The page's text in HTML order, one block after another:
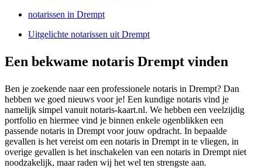
notarissen in Drempt
Uitgelichte notarissen uit Drempt
Een bekwame notaris Drempt vinden
Ben je zoekende naar een professionele notaris in Drempt? Dan
hebben we goed nieuws voor je! Een kundige notaris vind je
namelijk simpel vanuit notaris-kaart.nl. We hebben een veelzijdig
portfolio en hiermee vind je binnen enkele ogenblikken een
passende notaris in Drempt voor jouw opdracht. In bepaalde
gevallen is het vereist om een notaris in Drempt in te vliegen, in
overige gevallen is het inschakelen van een notaris in Drempt niet
noodzakelijk, maar raden wij het wel ten strengste aan.